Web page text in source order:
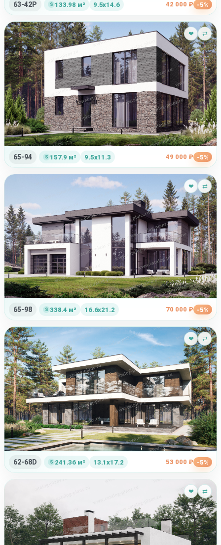
63-42P 133.98 м² 9.5x14.6 42 000 ₽ -5%
❤ ⇄
65-94 157.9 м² 9.5x11.3 49 000 ₽ -5%
❤ ⇄
65-98 338.4 м² 16.6x21.2 70 000 ₽ -5%
❤ ⇄
62-68D 241.36 м² 13.1x17.2 53 000 ₽ -5%
❤ ⇄